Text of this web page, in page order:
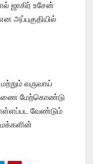
ஜாகிர் உசேன்
அப்பகுதியில்
வருவாய்
மேற்கொண்டு
வேண்டும்
மக்களின்